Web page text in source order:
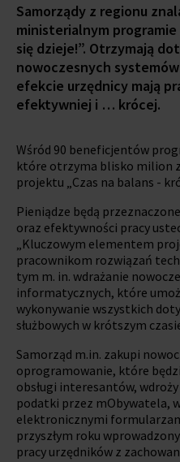
Samorządy z regionu
ministerialnym
się dzieje!”. Otrzymają
nowoczesnych
efekcie urzędnicy mają
efektywniej i … krócej.
Wśród 90 beneficjentów
które otrzyma blisko milion
projektu „Czas na balans -
Pieniądze będą
oraz efektywności pracy
„Kluczowym elementem
pracownikom rozwiązań
tym m. in. wdrażanie
informatycznych, które
wykonywanie wszystkich
służbowych w krótszym
Samorząd m.in. zakupi
oprogramowanie, które
obsługi interesantów,
podatki przez mObywatela,
elektronicznymi
przyszłym roku
pracy urzędników z